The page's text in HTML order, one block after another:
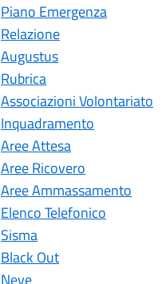
Piano Emergenza
Relazione
Augustus
Rubrica
Associazioni Volontariato
Inquadramento
Aree Attesa
Aree Ricovero
Aree Ammassamento
Elenco Telefonico
Sisma
Black Out
Neve